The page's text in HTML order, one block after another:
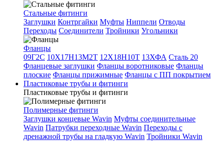
Стальные фитинги
Заглушки Контргайки Муфты Ниппели Отводы
Переходы Соединители Тройники Угольники
Фланцы
09Г2С 10Х17Н13М2Т 12Х18Н10Т 13ХФА Сталь 20
Фланцевые заглушки Фланцы воротниковые Фланцы
плоские Фланцы прижимные Фланцы с ПП покрытием
Пластиковые трубы и фитинги
Пластиковые трубы и фитинги
Полимерные фитинги
Заглушки концевые Wavin Муфты соединительные
Wavin Патрубки переходные Wavin Переходы с
дренажной трубы на гладкую Wavin Тройники Wavin